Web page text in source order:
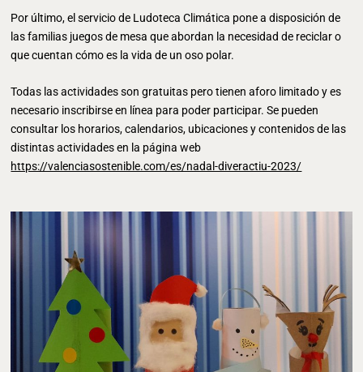
Por último, el servicio de Ludoteca Climática pone a disposición de
las familias juegos de mesa que abordan la necesidad de reciclar o
que cuentan cómo es la vida de un oso polar.
Todas las actividades son gratuitas pero tienen aforo limitado y es
necesario inscribirse en línea para poder participar. Se pueden
consultar los horarios, calendarios, ubicaciones y contenidos de las
distintas actividades en la página web
https://valenciasostenible.com/es/nadal-diveractiu-2023/